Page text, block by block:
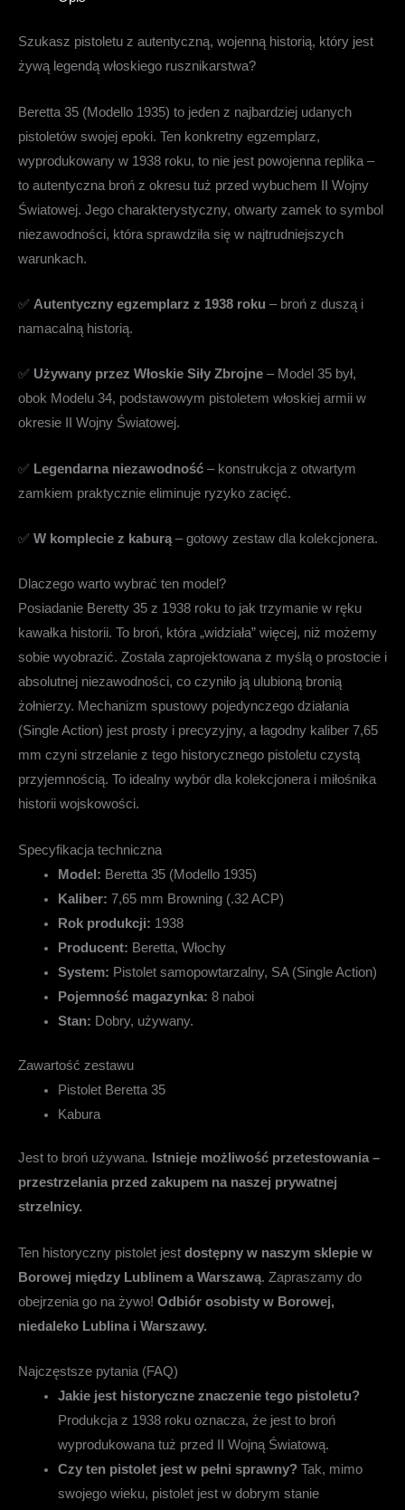
Szukasz pistoletu z autentyczną, wojenną historią, który jest
żywą legendą włoskiego rusznikarstwa?
Beretta 35 (Modello 1935) to jeden z najbardziej udanych
pistoletów swojej epoki. Ten konkretny egzemplarz,
wyprodukowany w 1938 roku, to nie jest powojenna replika –
to autentyczna broń z okresu tuż przed wybuchem II Wojny
Światowej. Jego charakterystyczny, otwarty zamek to symbol
niezawodności, która sprawdziła się w najtrudniejszych
warunkach.
✅ Autentyczny egzemplarz z 1938 roku – broń z duszą i
namacalną historią.
✅ Używany przez Włoskie Siły Zbrojne – Model 35 był,
obok Modelu 34, podstawowym pistoletem włoskiej armii w
okresie II Wojny Światowej.
✅ Legendarna niezawodność – konstrukcja z otwartym
zamkiem praktycznie eliminuje ryzyko zacięć.
✅ W komplecie z kaburą – gotowy zestaw dla kolekcjonera.
Dlaczego warto wybrać ten model?
Posiadanie Beretty 35 z 1938 roku to jak trzymanie w ręku
kawałka historii. To broń, która „widziała” więcej, niż możemy
sobie wyobrazić. Została zaprojektowana z myślą o prostocie i
absolutnej niezawodności, co czyniło ją ulubioną bronią
żołnierzy. Mechanizm spustowy pojedynczego działania
(Single Action) jest prosty i precyzyjny, a łagodny kaliber 7,65
mm czyni strzelanie z tego historycznego pistoletu czystą
przyjemnością. To idealny wybór dla kolekcjonera i miłośnika
historii wojskowości.
Specyfikacja techniczna
Model: Beretta 35 (Modello 1935)
Kaliber: 7,65 mm Browning (.32 ACP)
Rok produkcji: 1938
Producent: Beretta, Włochy
System: Pistolet samopowtarzalny, SA (Single Action)
Pojemność magazynka: 8 naboi
Stan: Dobry, używany.
Zawartość zestawu
Pistolet Beretta 35
Kabura
Jest to broń używana. Istnieje możliwość przetestowania –
przestrzelania przed zakupem na naszej prywatnej
strzelnicy.
Ten historyczny pistolet jest dostępny w naszym sklepie w
Borowej między Lublinem a Warszawą. Zapraszamy do
obejrzenia go na żywo! Odbiór osobisty w Borowej,
niedaleko Lublina i Warszawy.
Najczęstsze pytania (FAQ)
Jakie jest historyczne znaczenie tego pistoletu?
Produkcja z 1938 roku oznacza, że jest to broń
wyprodukowana tuż przed II Wojną Światową.
Czy ten pistolet jest w pełni sprawny?Tak, mimo
swojego wieku, pistolet jest w dobrym stanie